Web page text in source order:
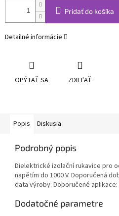
Pridať do košíka
Detailné informácie
OPÝTAŤ SA ZDIEĽAŤ
Popis Diskusia
Podrobný popis
Dielektrické izolační rukavice pro
napětím do 1000 V. Doporučená
data výroby. Doporučené
Dodatočné parametre